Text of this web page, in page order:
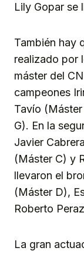
Lily Gopar se
También hay
realizado por
máster del
campeones
Tavío
G). En la
Javier
(Máster C) y
llevaron el
(Máster D),
Roberto
La gran